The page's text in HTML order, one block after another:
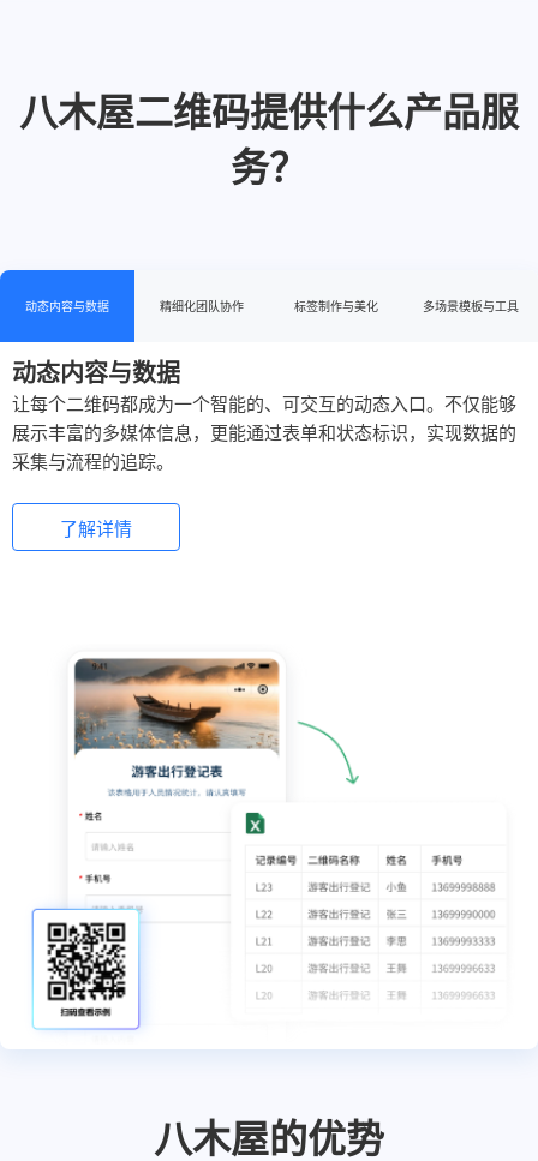
八木屋二维码提供什么产品服
务？
动态内容与数据 精细化团队协作 标签制作与美化 多场景模板与工具
动态内容与数据
让每个二维码都成为一个智能的、可交互的动态入口。不仅能够
展示丰富的多媒体信息，更能通过表单和状态标识，实现数据的
采集与流程的追踪。
了解详情
实
八木屋的优势